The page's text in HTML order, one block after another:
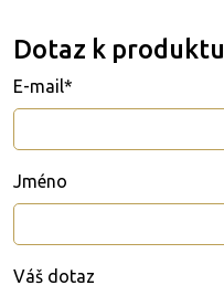
Dotaz k produktu
E-mail*
Jméno
Váš dotaz